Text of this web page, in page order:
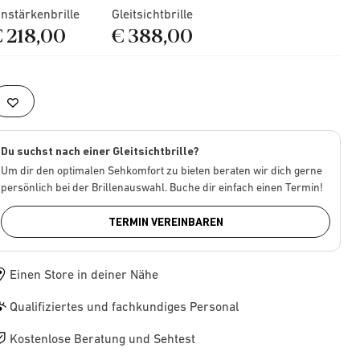
218,00
Gleitsichtbrille
€ 388,00
Du suchst nach einer Gleitsichtbrille?
Um dir den optimalen Sehkomfort zu bieten beraten wir dich gerne
persönlich bei der Brillenauswahl. Buche dir einfach einen Termin!
TERMIN VEREINBAREN
Einen Store in deiner Nähe
Qualifiziertes und fachkundiges Personal
Kostenlose Beratung und Sehtest